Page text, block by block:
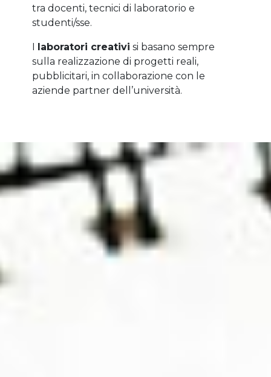
tra docenti, tecnici di laboratorio e
studenti/sse.
I laboratori creativi si basano sempre
sulla realizzazione di progetti reali,
pubblicitari, in collaborazione con le
aziende partner dell’università.